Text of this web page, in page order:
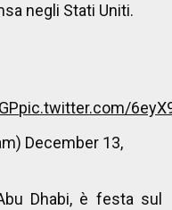
negli Stati Uniti.
pic.twitter.com/
December 13,
Dhabi, è festa sul